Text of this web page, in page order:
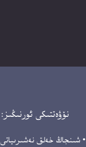
نۆۋەتتىكى ئورنىڭىز:
•شىنجاڭ خەلق نەشىرىياتى